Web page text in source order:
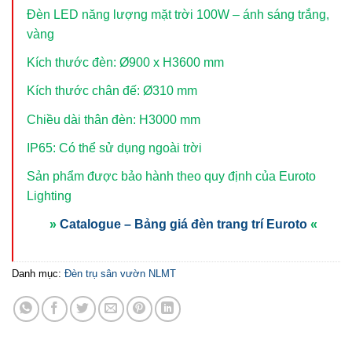
Đèn LED năng lượng mặt trời 100W – ánh sáng trắng,
vàng
Kích thước đèn: Ø900 x H3600 mm
Kích thước chân đế: Ø310 mm
Chiều dài thân đèn: H3000 mm
IP65: Có thể sử dụng ngoài trời
Sản phẩm được bảo hành theo quy định của Euroto
Lighting
» Catalogue – Bảng giá đèn trang trí Euroto «
Danh mục: Đèn trụ sân vườn NLMT